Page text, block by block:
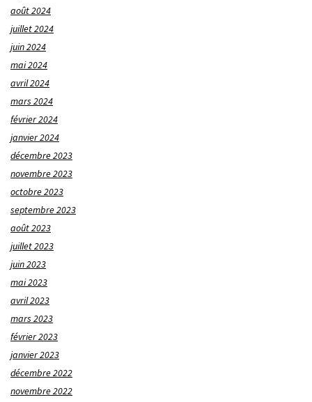
août 2024
juillet 2024
juin 2024
mai 2024
avril 2024
mars 2024
février 2024
janvier 2024
décembre 2023
novembre 2023
octobre 2023
septembre 2023
août 2023
juillet 2023
juin 2023
mai 2023
avril 2023
mars 2023
février 2023
janvier 2023
décembre 2022
novembre 2022